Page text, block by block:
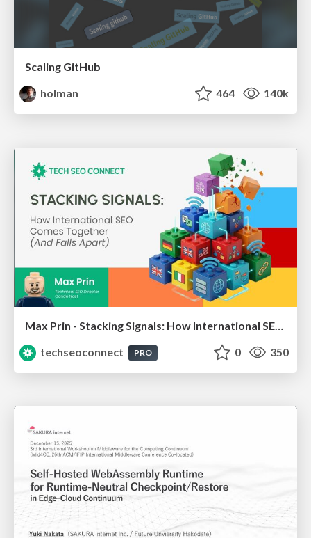
Scaling GitHub
holman
464 140k
Max Prin - Stacking Signals: How International SEO Comes Together (And Falls Apart)
techseoconnect
PRO 0 350